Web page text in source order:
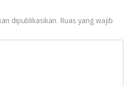
dipublikasikan. Ruas yang wajib